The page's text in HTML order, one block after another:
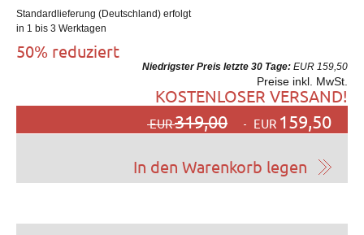
Standardlieferung (Deutschland) erfolgt
in 1 bis 3 Werktagen
50% reduziert
Niedrigster Preis letzte 30 Tage: EUR 159,50
Preise inkl. MwSt.
KOSTENLOSER VERSAND!
EUR319,00 EUR 159,50